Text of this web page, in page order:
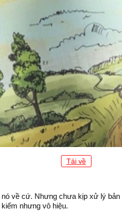
Tải về
về cứ. Nhưng chưa kịp xử lý
nhưng vô hiệu.